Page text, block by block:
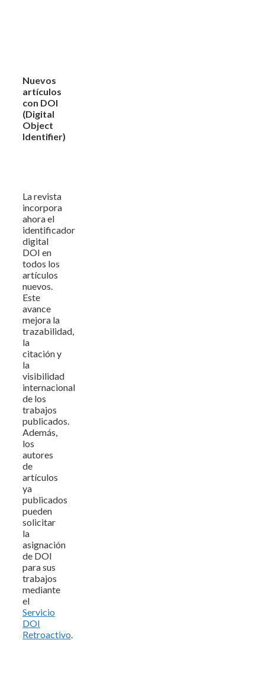
Nuevos
artículos
con DOI
(Digital
Object
Identifier)
La revista
incorpora
ahora el
identificador
digital
DOI en
todos los
artículos
nuevos.
Este
avance
mejora la
trazabilidad,
la
citación y
la
visibilidad
internacional
de los
trabajos
publicados.
Además,
los
autores
de
artículos
ya
publicados
pueden
solicitar
la
asignación
de DOI
para sus
trabajos
mediante
el
Servicio
DOI
Retroactivo.